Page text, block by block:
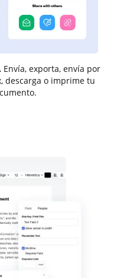
Envía, exporta, envía por
descarga o imprime tu